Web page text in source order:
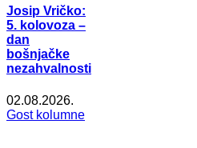
Josip Vričko:
5. kolovoza –
dan
bošnjačke
nezahvalnosti
02.08.2026.
Gost kolumne